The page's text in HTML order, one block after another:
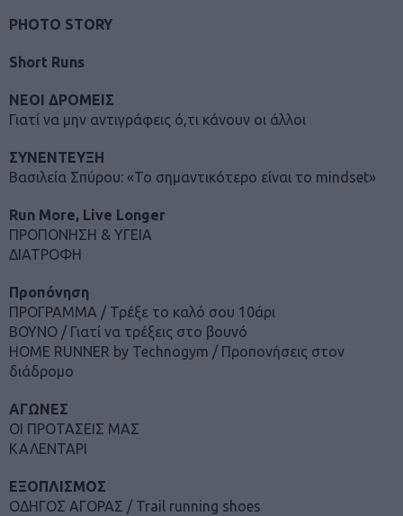
1
8
σ
ό
τ
α
PHOTO STORY
Short Runs
ΝΕΟΙ ΔΡΟΜΕΙΣ
Γιατί να μην αντιγράφεις ό,τι κάνουν οι άλλοι
ΣΥΝΕΝΤΕΥΞΗ
Βασιλεία Σπύρου: «Το σημαντικότερο είναι το mindset»
Run More, Live Longer
ΠΡΟΠΟΝΗΣΗ & ΥΓΕΙΑ
ΔΙΑΤΡΟΦΗ
Προπόνηση
ΠΡΟΓΡΑΜΜΑ / Τρέξε το καλό σου 10άρι
ΒΟΥΝΟ / Γιατί να τρέξεις στο βουνό
HOME RUNNER by Technogym / Προπονήσεις στον
διάδρομο
ΑΓΩΝΕΣ
ΟΙ ΠΡΟΤΑΣΕΙΣ ΜΑΣ
ΚΑΛΕΝΤΑΡΙ
ΕΞΟΠΛΙΣΜΟΣ
ΟΔΗΓΟΣ ΑΓΟΡΑΣ / Trail running shoes